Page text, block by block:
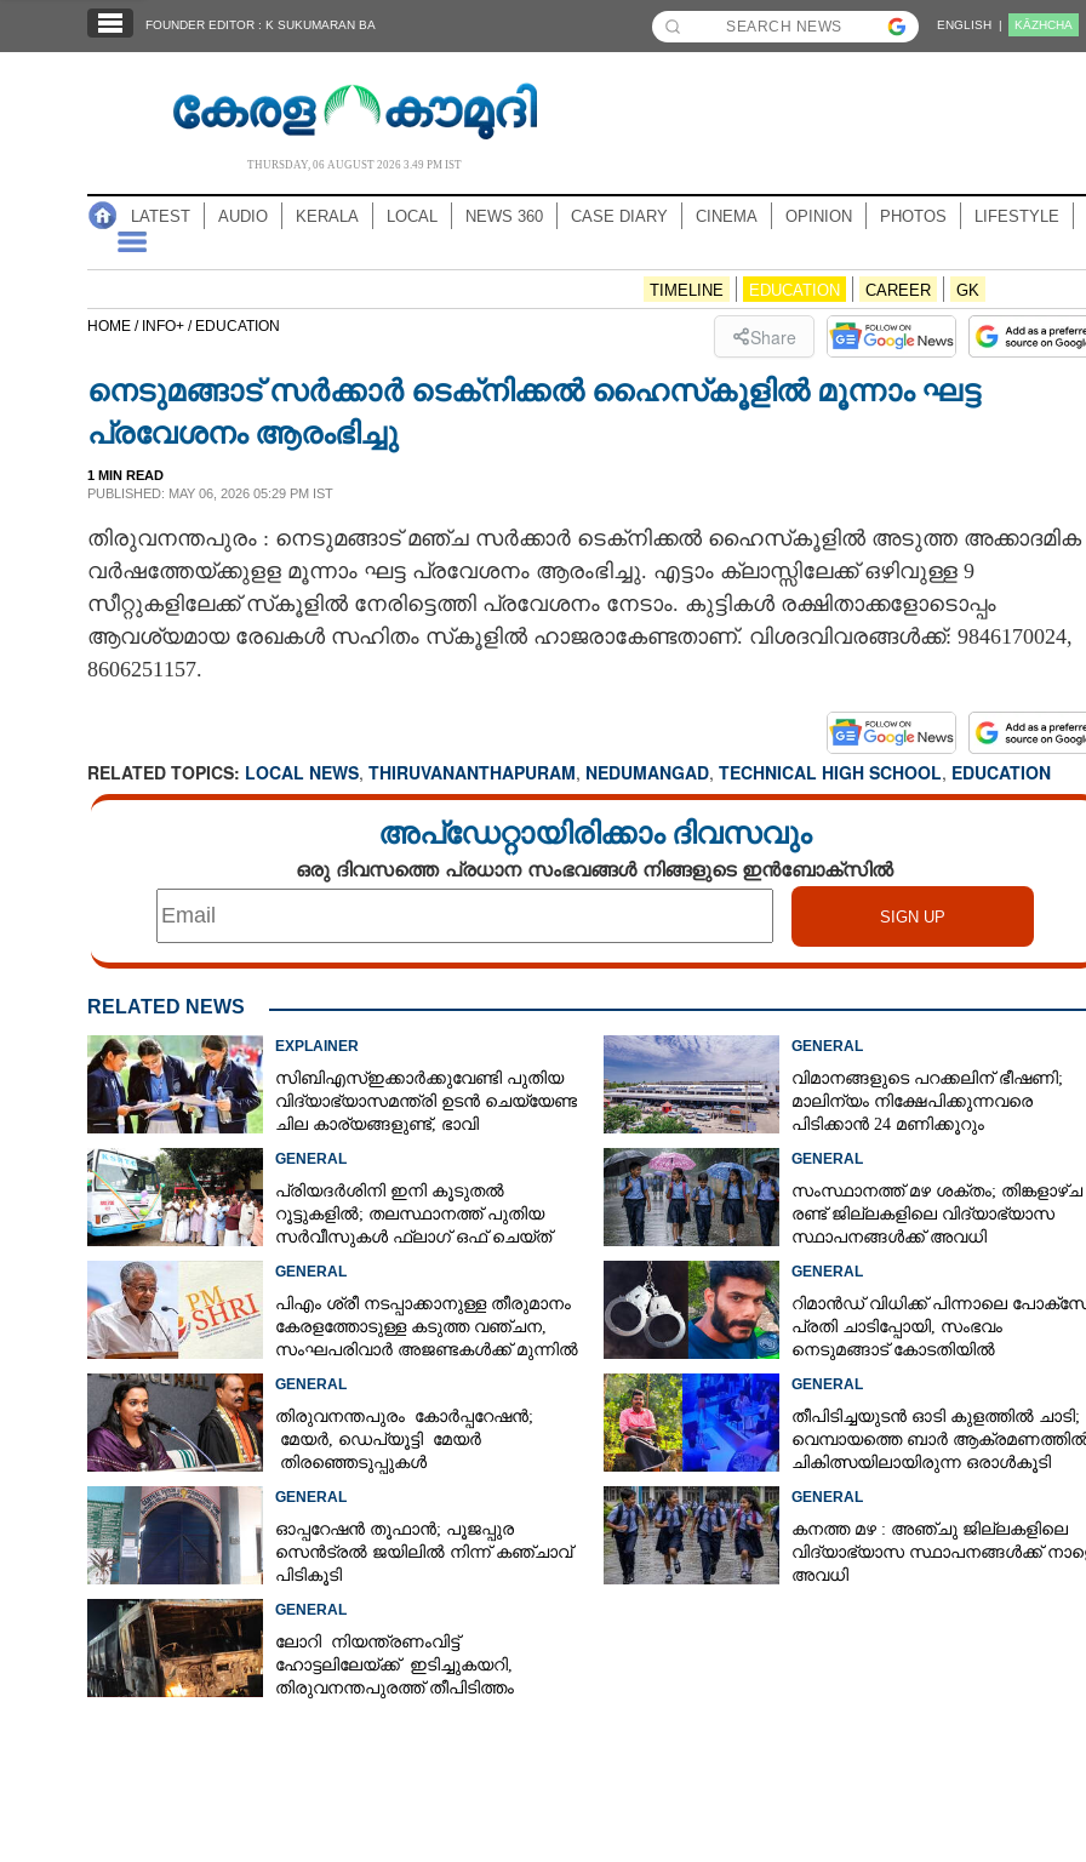
NOTIFIED NEWS
CASE DIARY
OPINION
LIFESTYLE
CARTOONS
LITERATURE
CONTACT US
FOUNDER EDITOR : K SUKUMARAN BA ENGLISH | KĀZHCHA
THURSDAY, 06 AUGUST 2026 3.49 PM IST
LATEST AUDIO KERALA LOCAL NEWS 360 CASE DIARY CINEMA OPINION PHOTOS LIFESTYLE
TIMELINE EDUCATION CAREER GK
HOME / INFO+ / EDUCATION Share
നെടുമങ്ങാട് സർക്കാർ ടെക്‌നിക്കൽ ഹൈസ്‌കൂളിൽ മൂന്നാം ഘട്ട
പ്രവേശനം ആരംഭിച്ചു
1 MIN READ
PUBLISHED: MAY 06, 2026 05:29 PM IST
തിരുവനന്തപുരം : നെടുമങ്ങാട് മഞ്ച സര്‍ക്കാര്‍ ടെക്‌നിക്കല്‍ ഹൈസ്‌കൂളില്‍ അടുത്ത അക്കാദമിക
വര്‍ഷത്തേയ്ക്കുളള മൂന്നാം ഘട്ട പ്രവേശനം ആരംഭിച്ചു. എട്ടാം ക്ലാസ്സിലേക്ക് ഒഴിവുള്ള 9
സീറ്റുകളിലേക്ക് സ്‌കൂളില്‍ നേരിട്ടെത്തി പ്രവേശനം നേടാം. കുട്ടികള്‍ രക്ഷിതാക്കളോടൊപ്പം
ആവശ്യമായ രേഖകൾ സഹിതം സ്‌കൂളില്‍ ഹാജരാകേണ്ടതാണ്. വിശദവിവരങ്ങള്‍ക്ക്: 9846170024,
8606251157.
RELATED TOPICS: LOCAL NEWS, THIRUVANANTHAPURAM, NEDUMANGAD, TECHNICAL HIGH SCHOOL, EDUCATION
അപ്ഡേറ്റായിരിക്കാം ദിവസവും
ഒരു ദിവസത്തെ പ്രധാന സംഭവങ്ങൾ നിങ്ങളുടെ ഇൻബോക്സിൽ
RELATED NEWS
EXPLAINER
സിബിഎസ്ഇക്കാർക്കുവേണ്ടി പുതിയ
വിദ്യാഭ്യാസമന്ത്രി ഉടൻ ചെയ്യേണ്ട
ചില കാര്യങ്ങളുണ്ട്, ഭാവി
GENERAL
വിമാനങ്ങളുടെ പറക്കലിന് ഭീഷണി;​
മാലിന്യം നിക്ഷേപിക്കുന്നവരെ
പിടിക്കാൻ 24 മണിക്കൂറും
GENERAL
പ്രിയദർശിനി ഇനി കൂടുതൽ
റൂട്ടുകളിൽ; തലസ്ഥാനത്ത് പുതിയ
സർവീസുകൾ ഫ്ലാഗ് ഒഫ് ചെയ്ത്
GENERAL
സംസ്ഥാനത്ത് മഴ ശക്തം; തിങ്കളാഴ്ച
രണ്ട് ജില്ലകളിലെ വിദ്യാഭ്യാസ
സ്ഥാപനങ്ങൾക്ക് അവധി
GENERAL
പിഎം ശ്രീ നടപ്പാക്കാനുള്ള തീരുമാനം
കേരളത്തോടുള്ള കടുത്ത വഞ്ചന,​
സംഘപരിവാർ അജണ്ടകൾക്ക് മുന്നിൽ
GENERAL
റിമാൻഡ് വിധിക്ക് പിന്നാലെ
പ്രതി ചാടിപ്പോയി,​ സംഭവം
നെടുമങ്ങാട് കോടതിയിൽ
GENERAL
തിരുവനന്തപുരം കോർപ്പറേഷൻ;
മേയർ, ഡെപ്യൂട്ടി മേയർ
തിരഞ്ഞെടുപ്പുകൾ
GENERAL
തീപിടിച്ചയുടൻ ഓടി കുളത്തിൽ ചാടി;
വെമ്പായത്തെ ബാർ
ചികിത്സയിലായിരുന്ന ഒരാൾകൂടി
GENERAL
ഓപ്പറേഷൻ തൂഫാൻ; പൂജപ്പുര
സെൻട്രൽ ജയിലിൽ നിന്ന് കഞ്ചാവ്
പിടികൂടി
GENERAL
കനത്ത മഴ : അഞ്ചു ജില്ലകളിലെ
വിദ്യാഭ്യാസ സ്ഥാപനങ്ങൾക്ക്
അവധി
GENERAL
ലോറി നിയന്ത്രണംവിട്ട്
ഹോട്ടലിലേയ്ക്ക് ഇടിച്ചുകയറി,
തിരുവനന്തപുരത്ത് തീപിടിത്തം